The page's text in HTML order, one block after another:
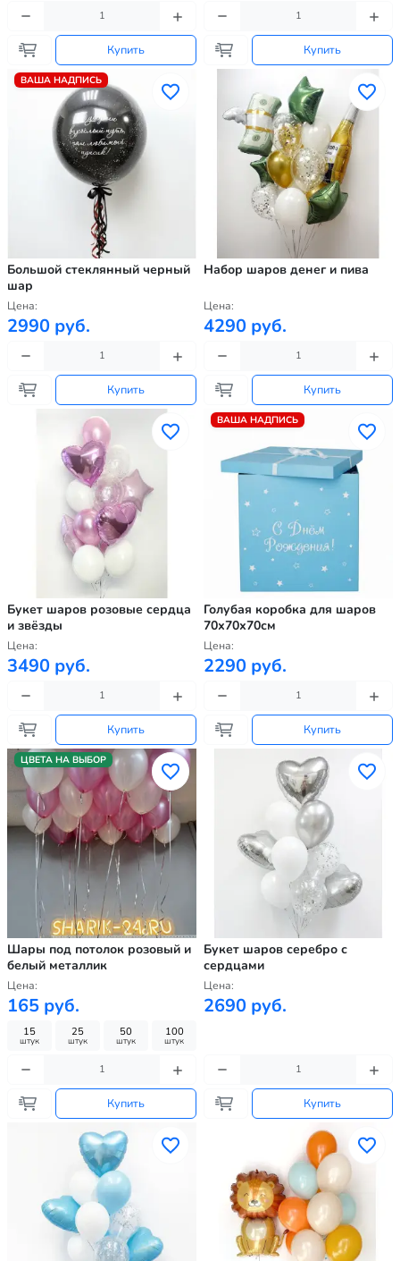
Купить Купить
ВАША НАДПИСЬ
Большой стеклянный черный
шар
Цена:
2990 руб.
Купить
Набор шаров денег и пива
Цена:
4290 руб.
Купить
Букет шаров розовые сердца
и звёзды
Цена:
3490 руб.
Купить
ВАША НАДПИСЬ
Голубая коробка для шаров
70х70х70см
Цена:
2290 руб.
Купить
ЦВЕТА НА ВЫБОР
Шары под потолок розовый и
белый металлик
Цена:
165 руб.
15
штук
25
штук
50
штук
100
штук
Купить
Букет шаров серебро с
сердцами
Цена:
2690 руб.
Купить